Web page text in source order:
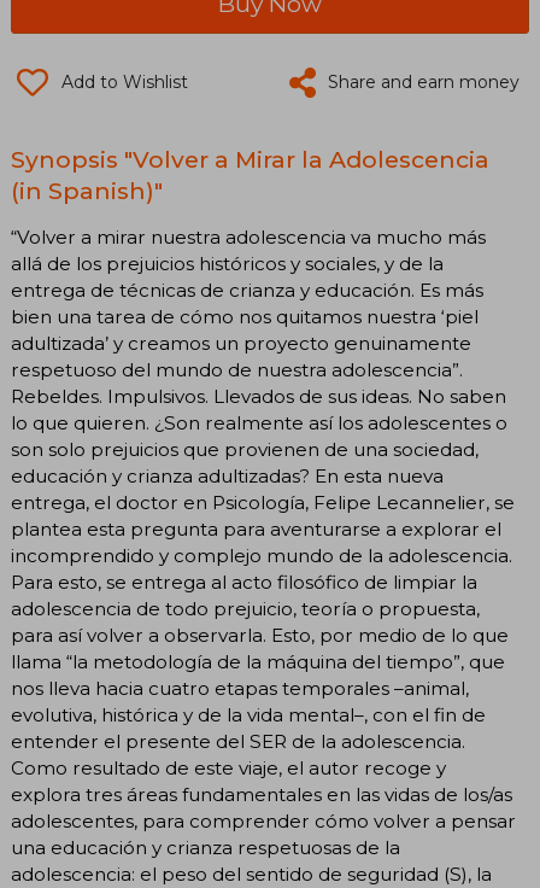
Add to Wishlist Share and earn money
Synopsis "Volver a Mirar la Adolescencia
(in Spanish)"
“Volver a mirar nuestra adolescencia va mucho más
allá de los prejuicios históricos y sociales, y de la
entrega de técnicas de crianza y educación. Es más
bien una tarea de cómo nos quitamos nuestra ‘piel
adultizada’ y creamos un proyecto genuinamente
respetuoso del mundo de nuestra adolescencia”.
Rebeldes. Impulsivos. Llevados de sus ideas. No saben
lo que quieren. ¿Son realmente así los adolescentes o
son solo prejuicios que provienen de una sociedad,
educación y crianza adultizadas? En esta nueva
entrega, el doctor en Psicología, Felipe Lecannelier, se
plantea esta pregunta para aventurarse a explorar el
incomprendido y complejo mundo de la adolescencia.
Para esto, se entrega al acto filosófico de limpiar la
adolescencia de todo prejuicio, teoría o propuesta,
para así volver a observarla. Esto, por medio de lo que
llama “la metodología de la máquina del tiempo”, que
nos lleva hacia cuatro etapas temporales –animal,
evolutiva, histórica y de la vida mental–, con el fin de
entender el presente del SER de la adolescencia.
Como resultado de este viaje, el autor recoge y
explora tres áreas fundamentales en las vidas de los/as
adolescentes, para comprender cómo volver a pensar
una educación y crianza respetuosas de la
adolescencia: el peso del sentido de seguridad (S), la